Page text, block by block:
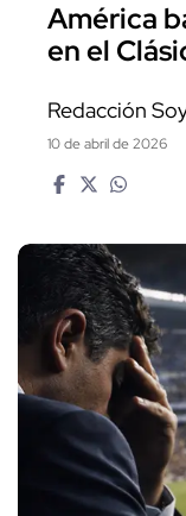
América
en el
Redacción
10 de abril de 2026